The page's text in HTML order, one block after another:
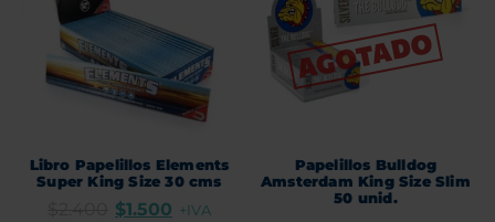
Libro Papelillos Elements
Super King Size 30 cms
$1.500 +IVA
Papelillos Bulldog
Amsterdam King Size Slim
50 unid.